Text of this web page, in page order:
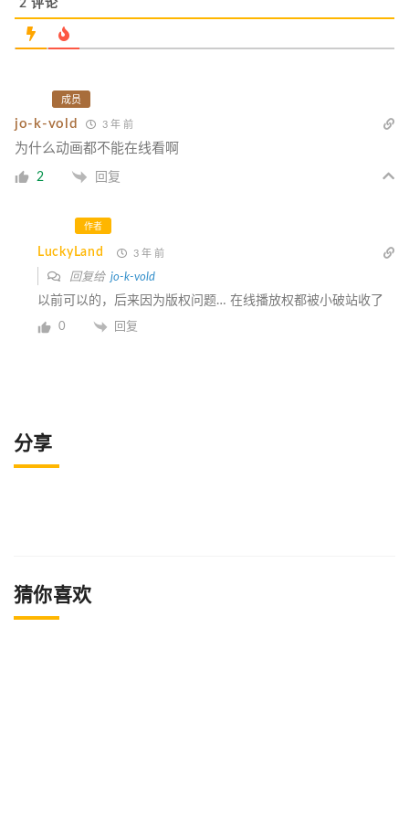
2 评论
成员
jo-k-vold 3 年 前
为什么动画都不能在线看啊
2 回复
作者
LuckyLand 3 年 前
回复给 jo-k-vold
以前可以的，后来因为版权问题… 在线播放权都被小破站收了
0 回复
分享
猜你喜欢